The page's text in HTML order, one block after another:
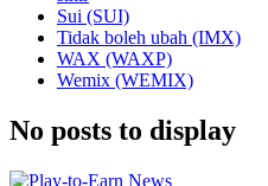
Sui (SUI)
Tidak boleh ubah (IMX)
WAX (WAXP)
Wemix (WEMIX)
No posts to display